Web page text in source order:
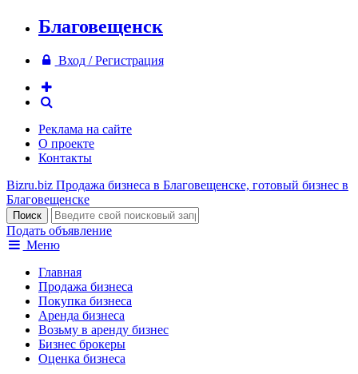
Благовещенск
Вход / Регистрация
Реклама на сайте
О проекте
Контакты
Bizru.biz Продажа бизнеса в Благовещенске, готовый бизнес в
Благовещенске
Подать объявление
Меню
Главная
Продажа бизнеса
Покупка бизнеса
Аренда бизнеса
Возьму в аренду бизнес
Бизнес брокеры
Оценка бизнеса